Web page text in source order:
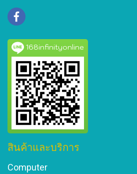
168infinityonline
สินค้าและบริการ
Computer